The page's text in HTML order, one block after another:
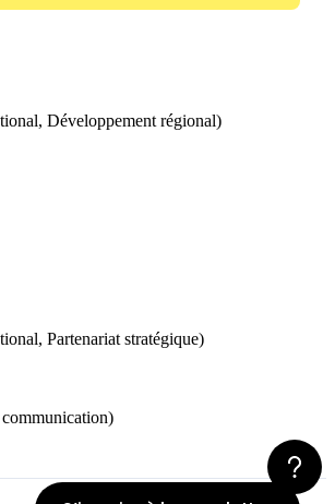
Développement régional)
Partenariat stratégique)